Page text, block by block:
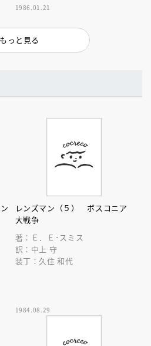
1986.01.21
もっと見る
レンズマン（５） ボスコニア
大戦争
著：Ｅ．Ｅ･スミス
訳：中上 守
装丁：久住 和代
1984.08.29